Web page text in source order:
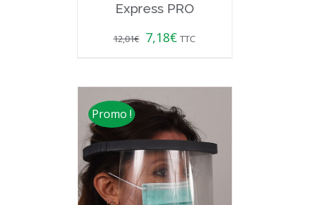
Express PRO
12,01€ 7,18€ TTC
Promo !